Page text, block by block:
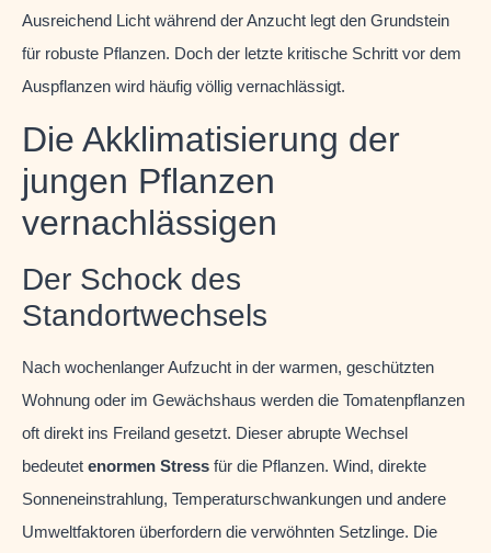
Ausreichend Licht während der Anzucht legt den Grundstein
für robuste Pflanzen. Doch der letzte kritische Schritt vor dem
Auspflanzen wird häufig völlig vernachlässigt.
Die Akklimatisierung der
jungen Pflanzen
vernachlässigen
Der Schock des
Standortwechsels
Nach wochenlanger Aufzucht in der warmen, geschützten
Wohnung oder im Gewächshaus werden die Tomatenpflanzen
oft direkt ins Freiland gesetzt. Dieser abrupte Wechsel
bedeutet enormen Stress für die Pflanzen. Wind, direkte
Sonneneinstrahlung, Temperaturschwankungen und andere
Umweltfaktoren überfordern die verwöhnten Setzlinge. Die